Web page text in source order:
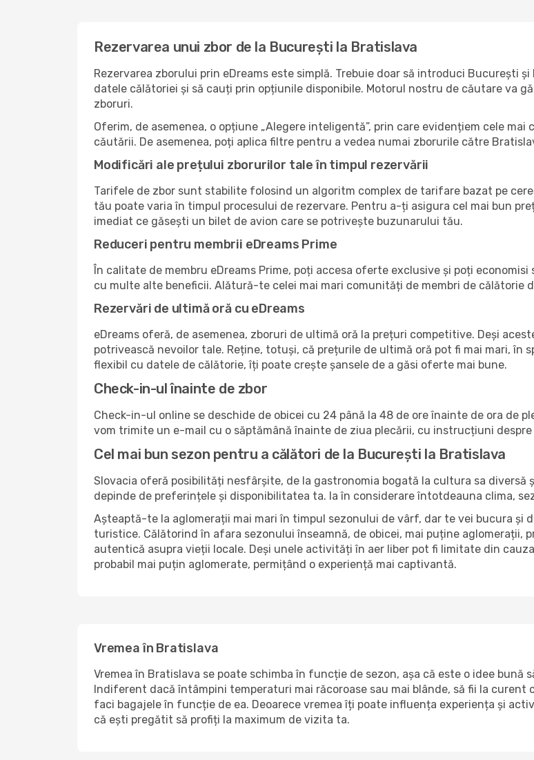
Rezervarea unui zbor de la București la Bratislava
Rezervarea zborului prin eDreams este simplă. Trebuie doar să introduci București
datele călătoriei și să cauți prin opțiunile disponibile. Motorul nostru de căutare va
zboruri.
Oferim, de asemenea, o opțiune „Alegere inteligentă”, prin care evidențiem cele
căutării. De asemenea, poți aplica filtre pentru a vedea numai zborurile către
Modificări ale prețului zborurilor tale în timpul rezervării
Tarifele de zbor sunt stabilite folosind un algoritm complex de tarifare bazat pe
tău poate varia în timpul procesului de rezervare. Pentru a-ți asigura cel mai bun
imediat ce găsești un bilet de avion care se potrivește buzunarului tău.
Reduceri pentru membrii eDreams Prime
În calitate de membru eDreams Prime, poți accesa oferte exclusive și poți
cu multe alte beneficii. Alătură-te celei mai mari comunități de membri de călătorie
Rezervări de ultimă oră cu eDreams
eDreams oferă, de asemenea, zboruri de ultimă oră la prețuri competitive. Deși
potrivească nevoilor tale. Reține, totuși, că prețurile de ultimă oră pot fi mai mari, în
flexibil cu datele de călătorie, îți poate crește șansele de a găsi oferte mai bune.
Check-in-ul înainte de zbor
Check-in-ul online se deschide de obicei cu 24 până la 48 de ore înainte de ora de
vom trimite un e-mail cu o săptămână înainte de ziua plecării, cu instrucțiuni
Cel mai bun sezon pentru a călători de la București la Bratislava
Slovacia oferă posibilități nesfârșite, de la gastronomia bogată la cultura sa
depinde de preferințele și disponibilitatea ta. Ia în considerare întotdeauna clima,
Așteaptă-te la aglomerații mai mari în timpul sezonului de vârf, dar te vei bucura și
turistice. Călătorind în afara sezonului înseamnă, de obicei, mai puține aglomerații,
autentică asupra vieții locale. Deși unele activități în aer liber pot fi limitate din
probabil mai puțin aglomerate, permițând o experiență mai captivantă.
Vremea în Bratislava
Vremea în Bratislava se poate schimba în funcție de sezon, așa că este o idee
Indiferent dacă întâmpini temperaturi mai răcoroase sau mai blânde, să fii la
faci bagajele în funcție de ea. Deoarece vremea îți poate influența experiența și
că ești pregătit să profiți la maximum de vizita ta.